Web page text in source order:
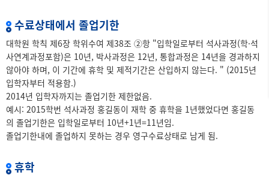
수료상태에서 졸업기한
대학원 학칙 제6장 학위수여 제38조 ②항 "입학일로부터 석사과정(학·석
사연계과정포함)은 10년, 박사과정은 12년, 통합과정은 14년을 경과하지
않아야 하며, 이 기간에 휴학 및 제적기간은 산입하지 않는다. " (2015년
입학자부터 적용함.)
2014년 입학자까지는 졸업기한 제한없음.
예시: 2015학번 석사과정 홍길동이 재학 중 휴학을 1년했었다면 홍길동
의 졸업기한은 입학일로부터 10년+1년=11년임.
졸업기한내에 졸업하지 못하는 경우 영구수료상태로 남게 됨.
휴학